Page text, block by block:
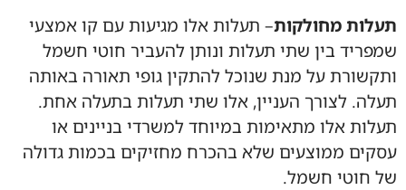
תעלות מחולקות– תעלות אלו מגיעות עם קו אמצעי
שמפריד בין שתי תעלות ונותן להעביר חוטי חשמל
ותקשורת על מנת שנוכל להתקין גופי תאורה באותה
תעלה. לצורך העניין, אלו שתי תעלות בתעלה אחת.
תעלות אלו מתאימות במיוחד למשרדי בניינים או
עסקים ממוצעים שלא בהכרח מחזיקים בכמות גדולה
של חוטי חשמל.